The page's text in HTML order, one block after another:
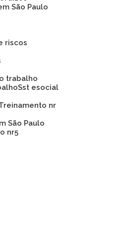
São Paulo
riscos
trabalho
Sst esocial
Treinamento nr
São Paulo
nr5